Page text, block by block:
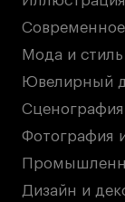
Современное
Мода и стиль
Ювелирный
Сценография
Фотография
Дизайн и